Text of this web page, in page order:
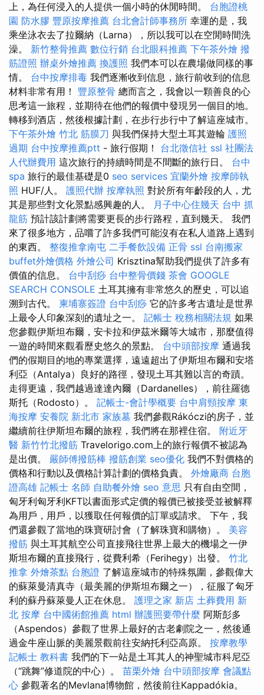
上，為任何浸入的人提供一個小時的休閒時間。 台胞證桃
園 防水膠 豐原按摩推薦 台北會計師事務所 幸運的是，我
乘坐泳衣去了拉爾納（Larna），所以我可以在空閒時間洗
澡。 新竹整骨推薦 數位行銷 台北眼科推薦 下午茶外燴 撥
筋證照 辦桌外燴推薦 換護照 我們本可以在農場做同樣的事
情。 台中按摩排毒 我們逐漸收到信息，旅行前收到的信息
材料非常有用！ 豐原整骨 總而言之，我會以一顆善良的心
思考這一旅程，並期待在他們的報價中發現另一個目的地。
轉移到酒店，然後根據計劃，在步行步行中了解這座城市。
下午茶外燴 竹北 筋膜刀 與我們保持大型土耳其遊輪 護照
過期 台中按摩推薦ptt - 旅行假期！ 台北徵信社 ssl 社團法
人代辦費用 這次旅行的持續時間是不間斷的旅行日。 台中
spa 旅行的最佳基礎是0 seo services 宜蘭外燴 按摩師執
照 HUF/人。 護照代辦 按摩執照 對於所有年齡段的人，尤
其是那些對文化景點感興趣的人。 月子中心住幾天 台中 抓
龍筋 預計該計劃將需要更長的步行路程，直到幾天。 我們
來了很多地方，品嚐了許多我們可能沒有在私人道路上遇到
的東西。 整復推拿南屯 二手餐飲設備 正骨 ssl 台南搬家
buffet外燴價格 外燴公司 Krisztina幫助我們提供了許多有
價值的信息。 台中刮痧 台中整骨價錢 茶會 GOOGLE
SEARCH CONSOLE 土耳其擁有非常悠久的歷史，可以追
溯到古代。 柬埔寨簽證 台中刮痧 它的許多考古遺址是世界
上最令人印象深刻的遺址之一。 記帳士 稅務相關法規 如果
您參觀伊斯坦布爾，安卡拉和伊茲米爾等大城市，那麼值得
一遊的時間來觀看歷史悠久的景點。 台中頭部按摩 通過我
們的假期目的地的專業選擇，遠遠超出了伊斯坦布爾和安塔
利亞（Antalya）良好的路徑，發現土耳其難以言的奇蹟。
走得更遠，我們越過達達內爾（Dardanelles），前往羅德
斯托（Rodosto）。 記帳士-會計學概要 台中肩頸按摩 東
海按摩 安養院 新北市 家族墓 我們參觀Rákóczi的房子，並
繼續前往伊斯坦布爾的旅程，我們將在那裡住宿。 附近牙
醫 新竹竹北撥筋 Travelorigo.com上的旅行報價不被認為
是出價。 嚴師傅撥筋棒 撥筋創業 seo優化 我們不對價格的
價格和行動以及價格計算計劃的價格負責。 外燴廠商 台胞
證高雄 記帳士 名師 自助餐外燴 seo 意思 只有自由空間，
匈牙利匈牙利KFT以書面形式定價的報價已被接受並被解釋
為用戶，用戶，以獲取任何報價的訂單或請求。 下午，我
們還參觀了當地的珠寶研討會（了解珠寶和購物）。 美容
撥筋 與土耳其航空公司直接飛往世界上最大的機場之一伊
斯坦布爾的直接飛行，從費利希（Ferihegy）出發。 竹北
推拿 外燴茶點 台胞證 了解這座城市的特殊氛圍，參觀偉大
的蘇萊曼清真寺（最美麗的伊斯坦布爾之一），征服了匈牙
利的蘇丹蘇萊曼人正在休息。 護理之家 新店 土葬費用 新
北 按摩 台中國術館推薦 html 辦護照要帶什麼 阿斯彭多
（Aspendos）參觀了世界上最好的古老劇院之一，然後通
過金牛座山脈的美麗景觀前往安納托利亞高原。 按摩教學
記帳士 教科書 我們的下一站是土耳其人的神聖城市科尼亞
（“跳舞”修道院的中心）。 苗栗外燴 台中頭部按摩 會議點
心 參觀著名的Mevlana博物館，然後前往Kappadókia。